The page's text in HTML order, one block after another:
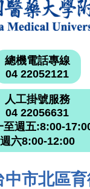
總機電話專線
04 22052121
人工掛號服務
04 22056631
至週五:8:00-
週六8:00-12:00
中市北區